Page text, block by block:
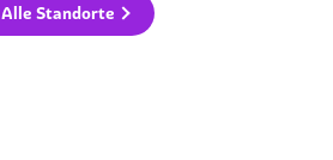
Alle Standorte